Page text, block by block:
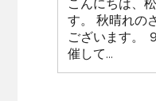
こんにちは、
す。 秋晴れの
ございます。
催して...